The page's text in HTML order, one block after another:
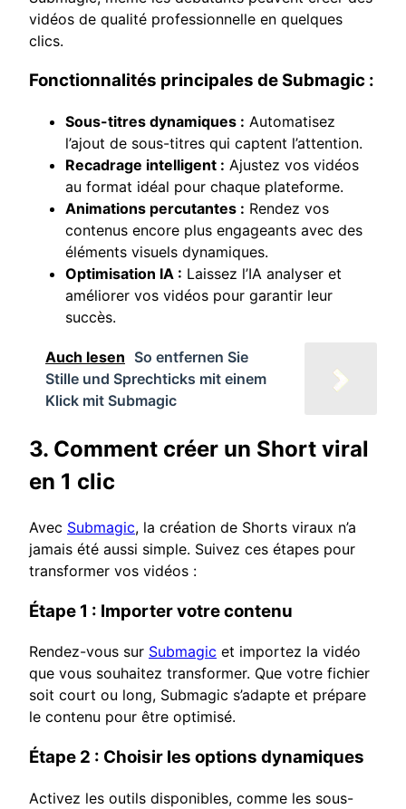
vidéos de qualité professionnelle en quelques
clics.
Fonctionnalités principales de Submagic :
Sous-titres dynamiques : Automatisez
l’ajout de sous-titres qui captent l’attention.
Recadrage intelligent : Ajustez vos vidéos
au format idéal pour chaque plateforme.
Animations percutantes : Rendez vos
contenus encore plus engageants avec des
éléments visuels dynamiques.
Optimisation IA : Laissez l’IA analyser et
améliorer vos vidéos pour garantir leur
succès.
Auch lesen So entfernen Sie
Stille und Sprechticks mit einem
Klick mit Submagic
3. Comment créer un Short viral
en 1 clic
Avec Submagic, la création de Shorts viraux n’a
jamais été aussi simple. Suivez ces étapes pour
transformer vos vidéos :
Étape 1 : Importer votre contenu
Rendez-vous sur Submagic et importez la vidéo
que vous souhaitez transformer. Que votre fichier
soit court ou long, Submagic s’adapte et prépare
le contenu pour être optimisé.
Étape 2 : Choisir les options dynamiques
Activez les outils disponibles, comme les sous-